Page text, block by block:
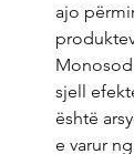
ajo
sjell
është
e varur